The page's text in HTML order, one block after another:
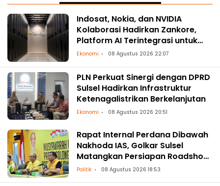
Indosat, Nokia, dan NVIDIA
Kolaborasi Hadirkan Zankore,
Platform AI Terintegrasi untuk
Asia-Pasifik
Ekonomi 08 Agustus 2026 22:07
PLN Perkuat Sinergi dengan DPRD
Sulsel Hadirkan Infrastruktur
Ketenagalistrikan Berkelanjutan
Ekonomi 08 Agustus 2026 20:51
Rapat Internal Perdana Dibawah
Nakhoda IAS, Golkar Sulsel
Matangkan Persiapan Roadshow
ke Daerah
Politik 08 Agustus 2026 18:53